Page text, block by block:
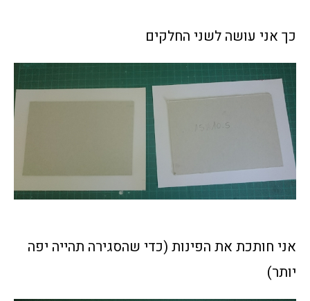
כך אני עושה לשני החלקים
אני חותכת את הפינות (כדי שהסגירה תהייה יפה
יותר)